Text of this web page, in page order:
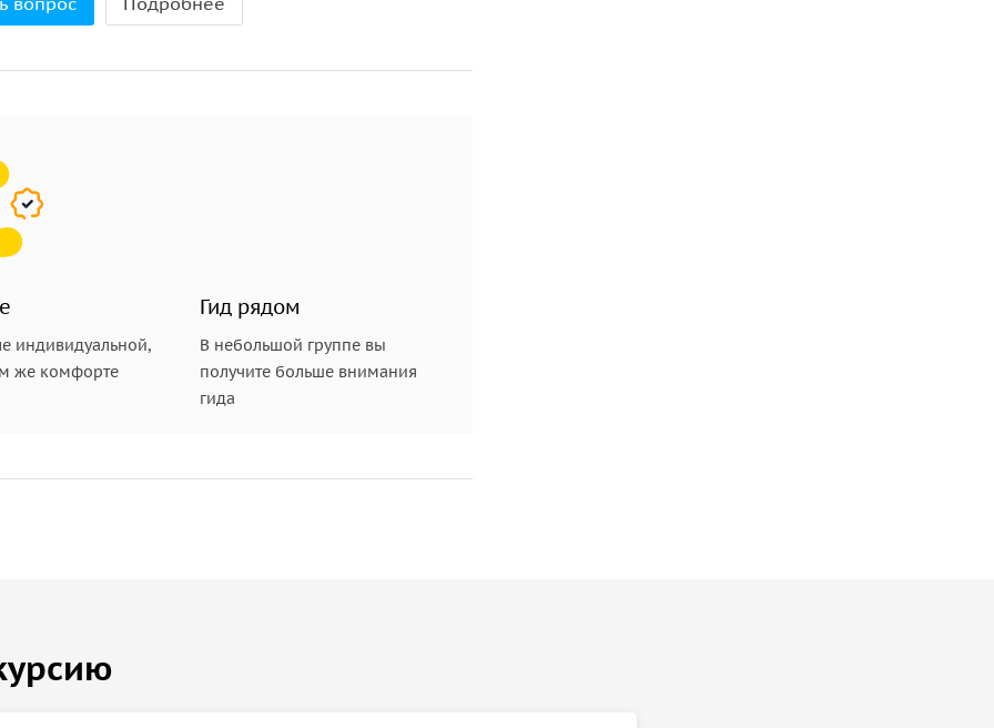
аутентичный дух Сардинии.
незабываемые впечатления и радушный
индивидуальной,
же комфорте
Гид рядом
В небольшой группе вы
получите больше внимания
гида